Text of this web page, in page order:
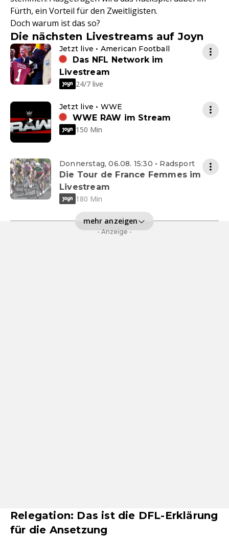
Fürth, ein Vorteil für den Zweitligisten.
Doch warum ist das so?
Die nächsten Livestreams auf Joyn
Jetzt live • American Football
Das NFL Network im
Livestream
24/7 live
Jetzt live • WWE
WWE RAW im Stream
150 Min
Donnerstag, 06.08. 15:30 • Radsport
Die Tour de France Femmes im
Livestream
180 Min
mehr anzeigen
- Anzeige -
Relegation: Das ist die DFL-Erklärung
für die Ansetzung